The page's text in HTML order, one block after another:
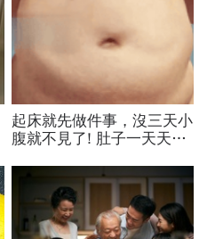
起床就先做件事，沒三天小
腹就不見了! 肚子一天天變